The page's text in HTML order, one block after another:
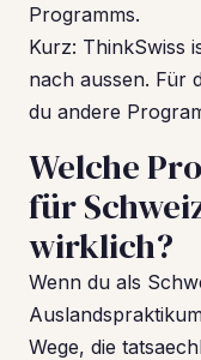
Programms.
Kurz: ThinkSwiss
nach aussen. Für
du andere
Welche
für
wirklich?
Wenn du als
Wege, die